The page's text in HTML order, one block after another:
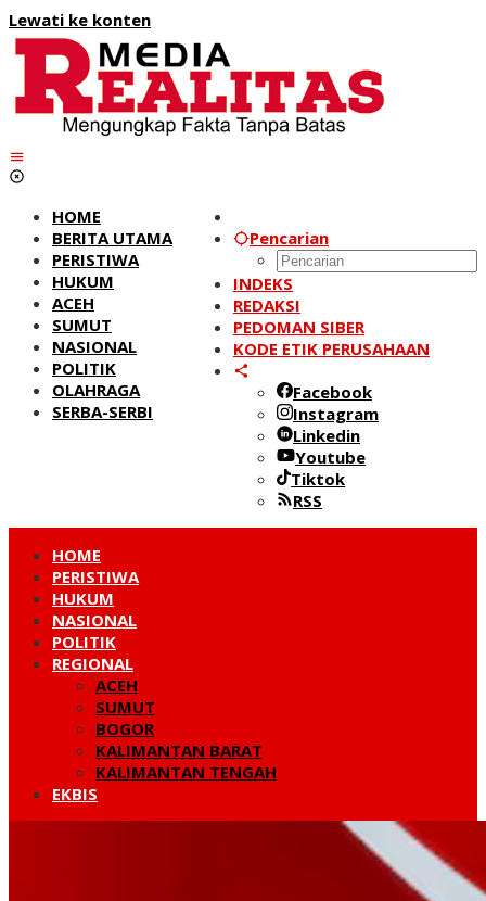
Lewati ke konten
Pencarian
INDEKS
REDAKSI
PEDOMAN SIBER
KODE ETIK PERUSAHAAN
Facebook
Instagram
Linkedin
Youtube
Tiktok
RSS
HOME
BERITA UTAMA
PERISTIWA
HUKUM
ACEH
SUMUT
NASIONAL
POLITIK
OLAHRAGA
SERBA-SERBI
HOME
PERISTIWA
HUKUM
NASIONAL
POLITIK
REGIONAL
ACEH
SUMUT
BOGOR
KALIMANTAN BARAT
KALIMANTAN TENGAH
EKBIS